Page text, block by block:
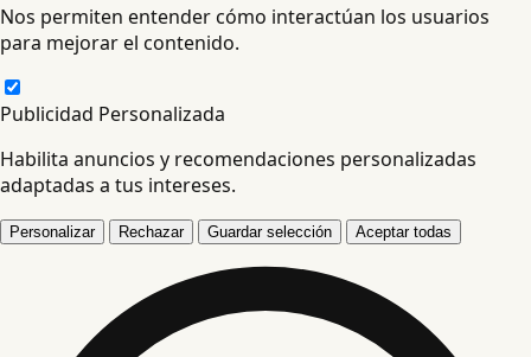
Nos permiten entender cómo interactúan los usuarios
para mejorar el contenido.
Publicidad Personalizada
Habilita anuncios y recomendaciones personalizadas
adaptadas a tus intereses.
Personalizar Rechazar Guardar selección Aceptar todas